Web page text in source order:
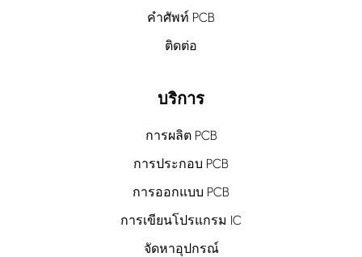
คำศัพท์ PCB
ติดต่อ
บริการ
การผลิต PCB
การประกอบ PCB
การออกแบบ PCB
การเขียนโปรแกรม IC
จัดหาอุปกรณ์